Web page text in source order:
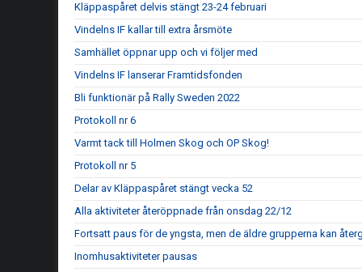
Kläppaspåret delvis stängt 23-24 februari
Vindelns IF kallar till extra årsmöte
Samhället öppnar upp och vi följer med
Vindelns IF lanserar Framtidsfonden
Bli funktionär på Rally Sweden 2022
Protokoll nr 6
Varmt tack till Holmen Skog och OP Skog!
Protokoll nr 5
Delar av Kläppaspåret stängt vecka 52
Alla aktiviteter återöppnade från onsdag 22/12
Fortsatt paus för de yngsta, men de äldre grupperna kan
Inomhusaktiviteter pausas